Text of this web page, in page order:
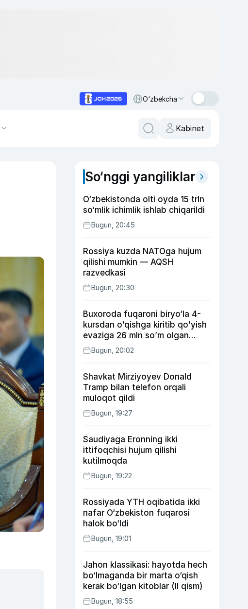
O‘zbekcha
Kabinet
So‘nggi yangiliklar
O‘zbekistonda olti oyda 15 trln
so‘mlik ichimlik ishlab chiqarildi
Bugun, 20:45
Rossiya kuzda NATOga hujum
qilishi mumkin — AQSH
razvedkasi
Bugun, 20:30
Buxoroda fuqaroni biryo‘la 4-
kursdan o’qishga kiritib qo’yish
evaziga 26 mln so’m olgan
shaxs ushlandi
Bugun, 20:02
Shavkat Mirziyoyev Donald
Tramp bilan telefon orqali
muloqot qildi
Bugun, 19:27
Saudiyaga Eronning ikki
ittifoqchisi hujum qilishi
kutilmoqda
Bugun, 19:22
Rossiyada YTH oqibatida ikki
nafar O‘zbekiston fuqarosi
halok bo‘ldi
Bugun, 19:01
Jahon klassikasi: hayotda hech
bo‘lmaganda bir marta o‘qish
kerak bo‘lgan kitoblar (II qism)
Bugun, 18:55